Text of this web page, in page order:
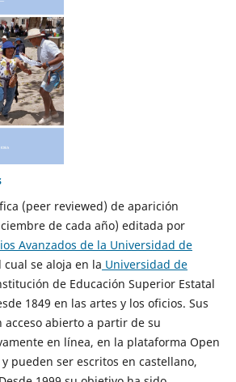
(peer reviewed) de aparición
de cada año) editada por
Avanzados de la Universidad de
cual se aloja en la Universidad de
de Educación Superior Estatal
1849 en las artes y los oficios. Sus
acceso abierto a partir de su
en línea, en la plataforma Open
y pueden ser escritos en castellano,